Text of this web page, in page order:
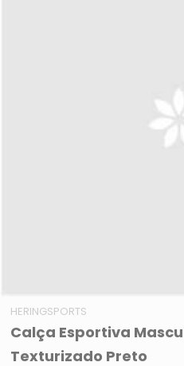
HERINGSPORTS
Calça Esportiva
Texturizado Preto